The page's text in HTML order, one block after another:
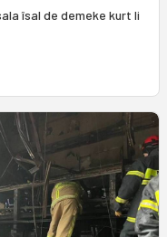
îsal de demeke kurt li